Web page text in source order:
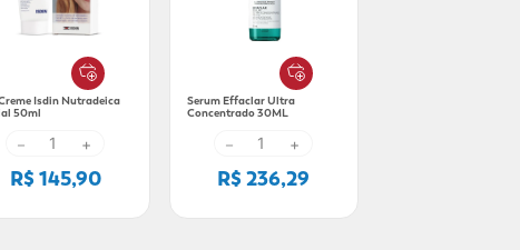
Isdin Nutradeica
50ml
－ +
R$ 145,90
Serum Effaclar Ultra
Concentrado 30ML
－ +
R$ 236,29